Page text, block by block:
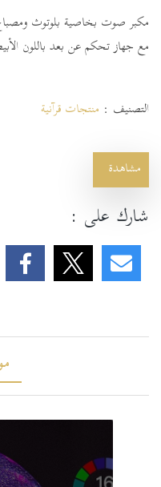
مع جهاز تحكم عن بعد باللون
التصنيف : منتجات قرآنية
مشاهدة
شارك على :